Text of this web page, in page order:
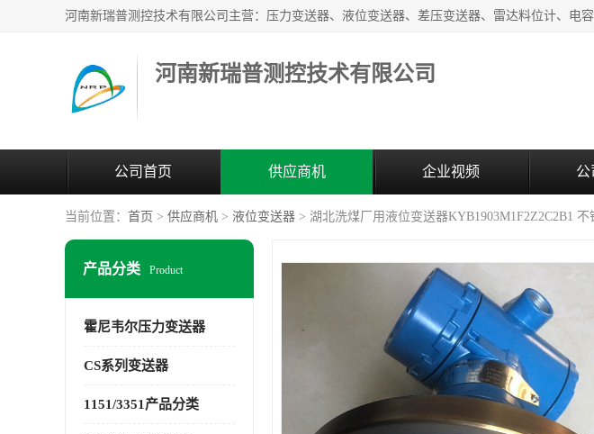
河南新瑞普测控技术有限公司
公司首页 供应商机 企业视频 公
当前位置： 首页 > 供应商机 > 液位变送器 > 湖北洗煤厂用液位变送器KYB1903M1F2Z2C2B1
产品分类 Product
霍尼韦尔压力变送器
CS系列变送器
1151/3351产品分类